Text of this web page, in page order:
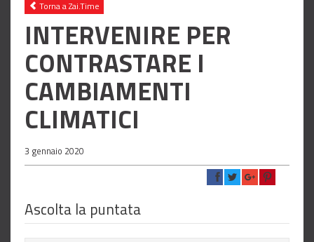
Torna a Zai.Time
INTERVENIRE PER
CONTRASTARE I
CAMBIAMENTI
CLIMATICI
3 gennaio 2020
Ascolta la puntata